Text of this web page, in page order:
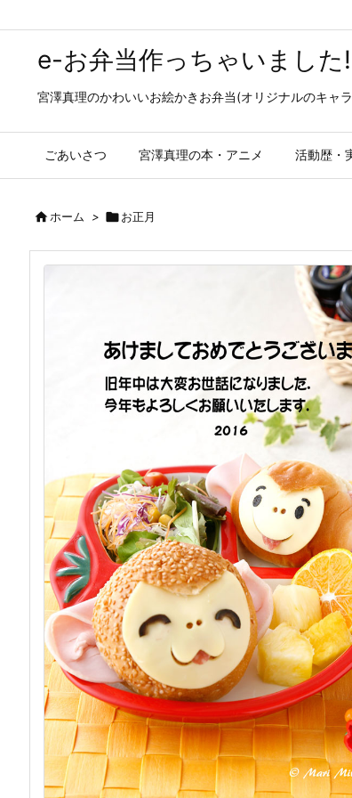
e-お弁当作っちゃいました!
宮澤真理のかわいいお絵かきお弁当(オリジナルのキャ
ごあいさつ 宮澤真理の本・アニメ 活動歴・
ホーム > お正月